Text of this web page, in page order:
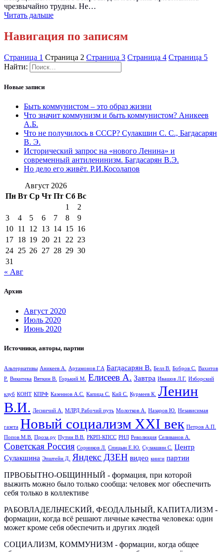
чрезвычайно трудны. Не…
Читать дальше
Навигация по записям
Страница 1 Страница 2 Страница 3 Страница 4 Страница 5
Найти:
Новые записи
Быть коммунистом – это образ жизни
Что значит коммунизм и быть коммунистом? Аникеев
А.Б.
Что не получилось в СССР? Сулакшин С. С., Багдасарян
В. Э.
Исторический запрос на «нового Ленина» и
современный антиленинизм. Багдасарян В.Э.
Но дело его живёт. Р.И.Косолапов
Август 2026
Пн Вт Ср Чт Пт Сб Вс
1
2
3
4 5 6 7 8
9
10 11 12 13 14 15 16
17 18 19 20 21 22 23
24 25 26 27 28 29 30
31
« Авг
Архив
Август 2020
Июль 2020
Июнь 2020
Источники, авторы, партии
Альтернативы Аникеев А. Артамонов Г.А Багдасарян В. Белл В. Бобров С.
Вахитов
Р. Викитека Вяткин В. Горький М. Елисеев А. Завтра Ивашов Л.Г. Изборский
клуб КОНТ КПРФ Казеннов А.С. Капица С. Кий С. Курмеев К.
Ленин
В.И. Лесничий А. МЛРД Рабочий путь Молотков А. Назаров Ю. Независимая
газета Новый социализм XXI век Петров А.П.
Попов М.В.
Проза.ру Путин В.В. РКРП-КПСС РНЛ Революция Селиванов А.
Советская Россия Сорников Л. Спицын Е.Ю. Сулакшин С.
Центр
Сулакшина Эпштейн Д. Яндекс ДЗЕН видео книги партии
ПРВОБЫТНО-ОБЩИННЫЙ - формация, при которой
выжить можно было только сообща: человек мог обеспечить
себя только в коллективе
РАБОВЛАДЕЛЬЧЕСКИЙ, ФЕОДАЛЬНЫЙ, КАПИТАЛИЗМ -
формации, когда всё решают личные качества человека: один
может кроме себя обеспечить и других людей
СОЦИАЛИЗМ, КОММУНИЗМ - формации, когда общее